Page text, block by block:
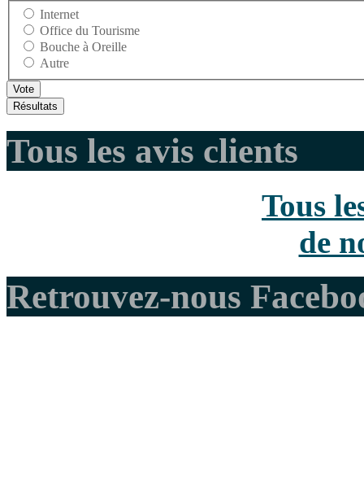
Internet
Office du Tourisme
Bouche à Oreille
Autre
Tous les avis clients
Tous
de
Retrouvez-nous